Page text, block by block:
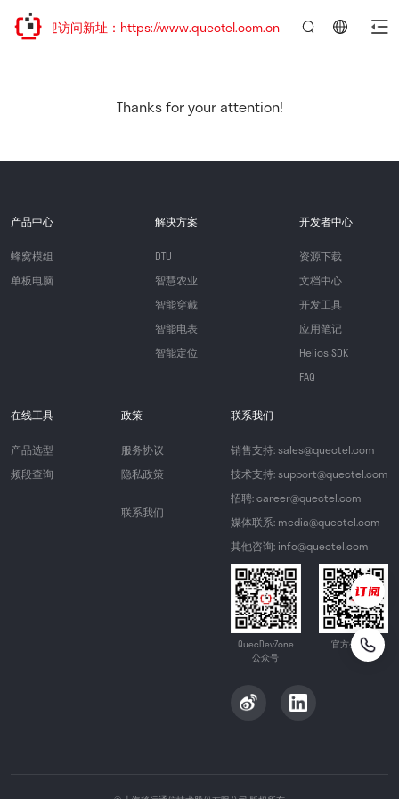
移，欢迎访问新址：https://www.quectel.com.cn
Thanks for your attention!
产品中心
蜂窝模组
单板电脑
解决方案
DTU
智慧农业
智能穿戴
智能电表
智能定位
开发者中心
资源下载
文档中心
开发工具
应用笔记
Helios SDK
FAQ
在线工具
产品选型
频段查询
政策
服务协议
隐私政策
联系我们
联系我们
销售支持: sales@quectel.com
技术支持: support@quectel.com
招聘: career@quectel.com
媒体联系: media@quectel.com
其他咨询: info@quectel.com
QuecDevZone
公众号
官方公众号